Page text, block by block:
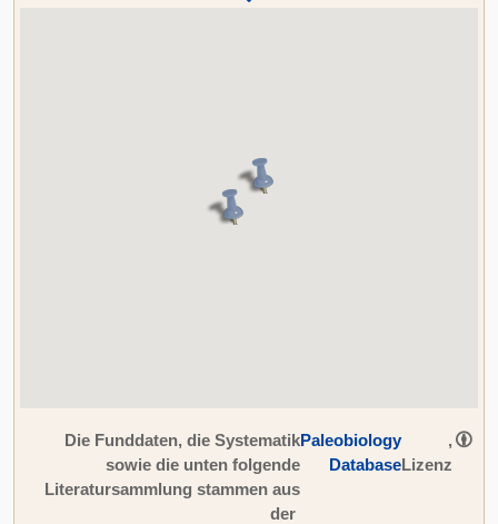
Die Funddaten, die Systematik
sowie die unten folgende
Literatursammlung stammen aus
der
Paleobiology
Database
,
Lizenz